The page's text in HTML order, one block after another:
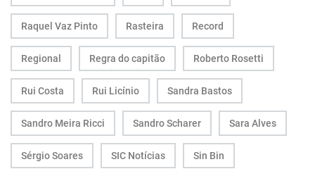
Raquel Vaz Pinto Rasteira Record
Regional Regra do capitão Roberto Rosetti
Rui Costa Rui Licínio Sandra Bastos
Sandro Meira Ricci Sandro Scharer Sara Alves
Sérgio Soares SIC Notícias Sin Bin